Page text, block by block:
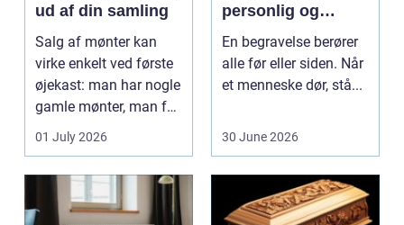
ud af din samling
Salg af mønter kan
virke enkelt ved første
øjekast: man har nogle
gamle mønter, man får
dem vurderet...
01 July 2026
personlig og
respektfuld afsked
En begravelse berører
alle før eller siden. Når
et menneske dør, stå...
30 June 2026